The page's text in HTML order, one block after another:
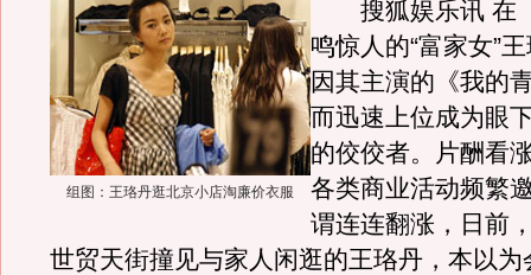
组图：王珞丹逛北京小店淘廉价衣服
搜狐娱乐讯 在
鸣惊人的“富家女”
因其主演的《我的
而迅速上位成为眼
的佼佼者。片酬看
各类商业活动频繁
谓连连翻涨，日前
世贸天街撞见与家人闲逛的王珞丹，本以为